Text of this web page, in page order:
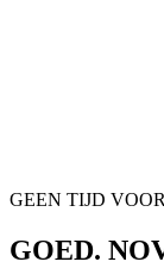
GEEN TIJD
GOED.